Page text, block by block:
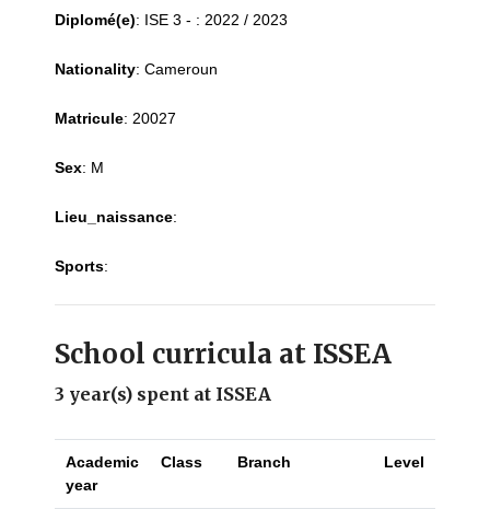
Diplomé(e): ISE 3 - : 2022 / 2023
Nationality: Cameroun
Matricule: 20027
Sex: M
Lieu_naissance:
Sports:
School curricula at ISSEA
3 year(s) spent at ISSEA
Academic
year
Class Branch Level